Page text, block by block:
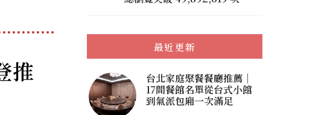
推
最近更新
台北家庭聚餐餐廳推薦｜
17間餐館名單從台式小館
到氣派包廂一次滿足